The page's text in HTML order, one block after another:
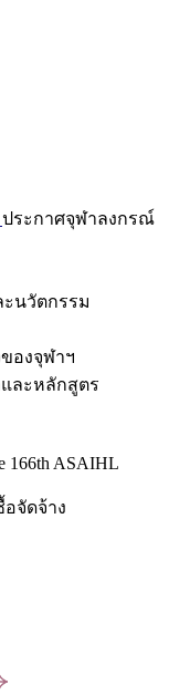
ประกาศจุฬาลงกรณ์
ะนวัตกรรม
องจุฬาฯ
ละหลักสูตร
166th ASAIHL
จัดจ้าง